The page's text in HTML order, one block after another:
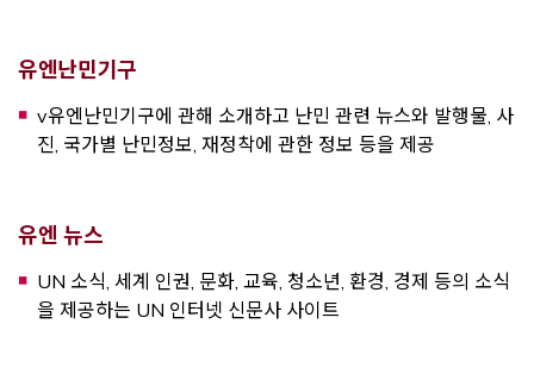
유엔난민기구Opens a new window
v유엔난민기구에 관해 소개하고 난민 관련 뉴스와 발행물, 사
진, 국가별 난민정보, 재정착에 관한 정보 등을 제공
유엔 뉴스Opens a new window
UN 소식, 세계 인권, 문화, 교육, 청소년, 환경, 경제 등의 소식
을 제공하는 UN 인터넷 신문사 사이트